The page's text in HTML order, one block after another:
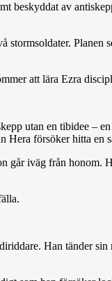
beskyddat av
Planen
att lära Ezra
utan en tibidee –
Hera försöker hitta en
iväg från honom.
Han tänder